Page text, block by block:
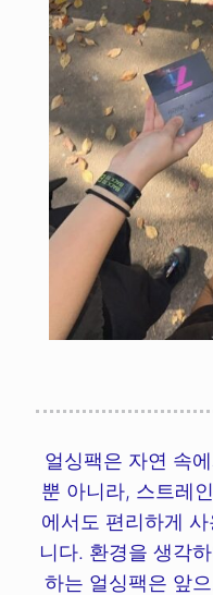
얼싱팩은 자연 속
뿐 아니라, 스트레
에서도 편리하게
니다. 환경을 생각
하는 얼싱팩은 앞